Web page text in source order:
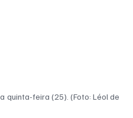
quinta-feira (25). (Foto: Léol de